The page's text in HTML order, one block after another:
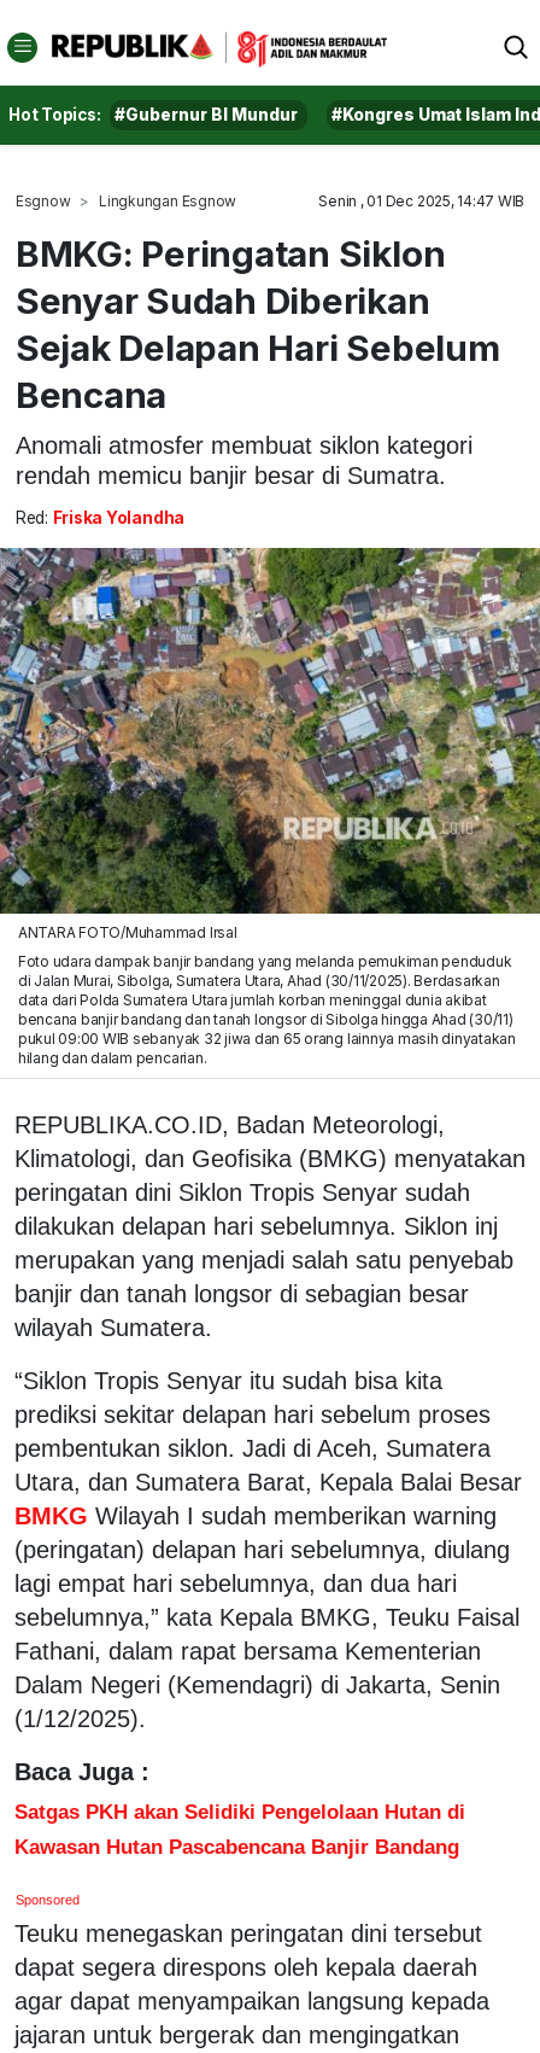
Hot Topics: #Gubernur BI Mundur #Kongres Umat Islam
Esgnow Lingkungan Esgnow Senin , 01 Dec 2025, 14:47 WIB
BMKG: Peringatan Siklon
Senyar Sudah Diberikan
Sejak Delapan Hari Sebelum
Bencana
Anomali atmosfer membuat siklon kategori
rendah memicu banjir besar di Sumatra.
Red: Friska Yolandha
ANTARA FOTO/Muhammad Irsal
Foto udara dampak banjir bandang yang melanda pemukiman penduduk
di Jalan Murai, Sibolga, Sumatera Utara, Ahad (30/11/2025). Berdasarkan
data dari Polda Sumatera Utara jumlah korban meninggal dunia akibat
bencana banjir bandang dan tanah longsor di Sibolga hingga Ahad (30/11)
pukul 09:00 WIB sebanyak 32 jiwa dan 65 orang lainnya masih dinyatakan
hilang dan dalam pencarian.
REPUBLIKA.CO.ID, Badan Meteorologi,
Klimatologi, dan Geofisika (BMKG) menyatakan
peringatan dini Siklon Tropis Senyar sudah
dilakukan delapan hari sebelumnya. Siklon inj
merupakan yang menjadi salah satu penyebab
banjir dan tanah longsor di sebagian besar
wilayah Sumatera.
“Siklon Tropis Senyar itu sudah bisa kita
prediksi sekitar delapan hari sebelum proses
pembentukan siklon. Jadi di Aceh, Sumatera
Utara, dan Sumatera Barat, Kepala Balai Besar
BMKG Wilayah I sudah memberikan warning
(peringatan) delapan hari sebelumnya, diulang
lagi empat hari sebelumnya, dan dua hari
sebelumnya,” kata Kepala BMKG, Teuku Faisal
Fathani, dalam rapat bersama Kementerian
Dalam Negeri (Kemendagri) di Jakarta, Senin
(1/12/2025).
Baca Juga :
Satgas PKH akan Selidiki Pengelolaan Hutan di
Kawasan Hutan Pascabencana Banjir Bandang
Sponsored
Teuku menegaskan peringatan dini tersebut
dapat segera direspons oleh kepala daerah
agar dapat menyampaikan langsung kepada
jajaran untuk bergerak dan mengingatkan